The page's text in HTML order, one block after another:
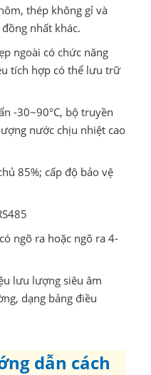
thép không gỉ và
nhất khác.
ngoài có chức năng
tích hợp có thể lưu trữ
-30~90°C, bộ truyền
nước chịu nhiệt cao
85%; cấp độ bảo vệ
ngõ ra hoặc ngõ ra 4-
lưu lượng siêu âm
dạng bảng điều
dẫn cách